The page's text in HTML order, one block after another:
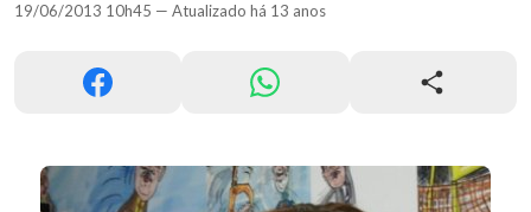
19/06/2013 10h45 — Atualizado há 13 anos